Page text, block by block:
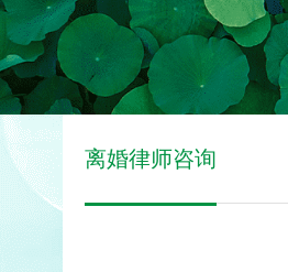
离婚律师咨询